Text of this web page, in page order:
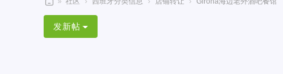
西
班
发新帖